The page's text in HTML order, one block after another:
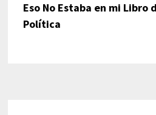
Eso No Estaba en mi Libro
Política